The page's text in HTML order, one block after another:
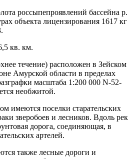
россыпепроявлений бассейна р.
объекта лицензирования 1617 кг
кв. км.
течение) расположен в Зейском
Амурской области в пределах
масштаба 1:200 000 N-52-
необжитой.
имеются поселки старательских
зверобоев и лесников. Вдоль рек
дорога, соединяющая, в
артелей.
также лесные дороги и